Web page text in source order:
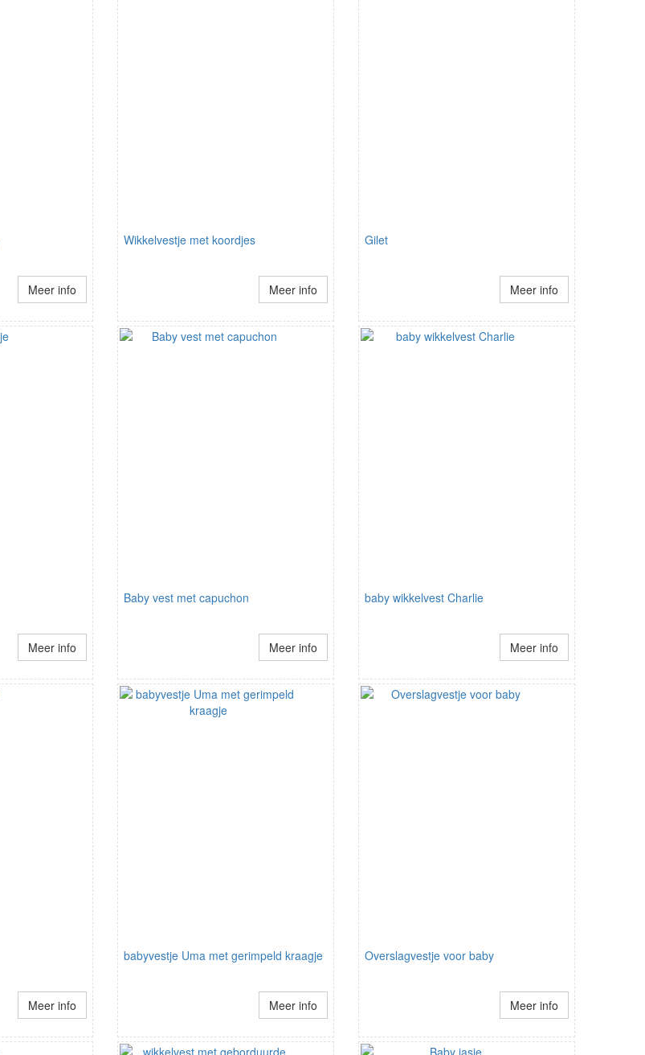
Meer info
Wikkelvestje met koordjes
Meer info
Gilet
Meer info
Meer info
Baby vest met capuchon
Meer info
baby wikkelvest Charlie
Meer info
Meer info
babyvestje Uma met gerimpeld kraagje
Meer info
Overslagvestje voor baby
Meer info